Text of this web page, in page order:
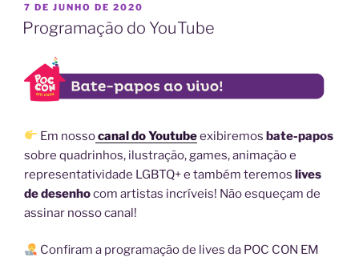
PUBLICADO
EM
7 DE JUNHO DE 2020
Programação do YouTube
Em nossocanal do Youtubeexibiremosbate-papos
sobre quadrinhos, ilustração, games, animação e
representatividade LGBTQ+ e também teremos lives
de desenhocom artistas incríveis! Não esqueçam de
assinar nosso canal!
Confiram a programação de lives da POC CON EM